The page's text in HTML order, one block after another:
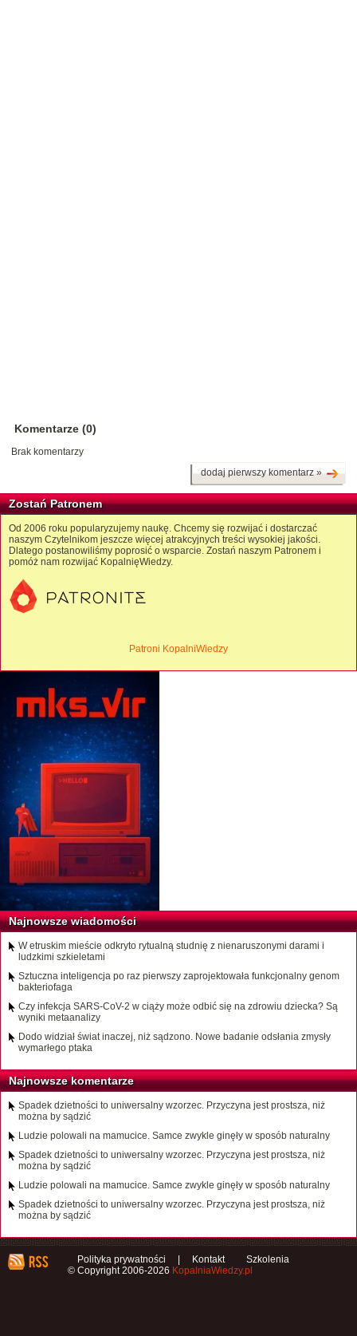
Komentarze (0)
Brak komentarzy
dodaj pierwszy komentarz »
Zostań Patronem
Od 2006 roku popularyzujemy naukę. Chcemy się rozwijać i dostarczać
naszym Czytelnikom jeszcze więcej atrakcyjnych treści wysokiej jakości.
Dlatego postanowiliśmy poprosić o wsparcie. Zostań naszym Patronem i
pomóż nam rozwijać KopalnięWiedzy.
Patroni KopalniWiedzy
Najnowsze wiadomości
W etruskim mieście odkryto rytualną studnię z nienaruszonymi darami i
ludzkimi szkieletami
Sztuczna inteligencja po raz pierwszy zaprojektowała funkcjonalny genom
bakteriofaga
Czy infekcja SARS-CoV-2 w ciąży może odbić się na zdrowiu dziecka? Są
wyniki metaanalizy
Dodo widział świat inaczej, niż sądzono. Nowe badanie odsłania zmysły
wymarłego ptaka
Najnowsze komentarze
Spadek dzietności to uniwersalny wzorzec. Przyczyna jest prostsza, niż
można by sądzić
Ludzie polowali na mamucice. Samce zwykle ginęły w sposób naturalny
Spadek dzietności to uniwersalny wzorzec. Przyczyna jest prostsza, niż
można by sądzić
Ludzie polowali na mamucice. Samce zwykle ginęły w sposób naturalny
Spadek dzietności to uniwersalny wzorzec. Przyczyna jest prostsza, niż
można by sądzić
Polityka prywatności Kontakt
Szkolenia
© Copyright 2006-2026 KopalniaWiedzy.pl